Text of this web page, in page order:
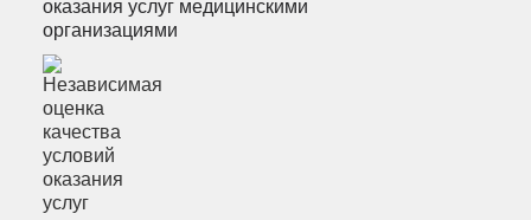
оказания услуг медицинскими
организациями